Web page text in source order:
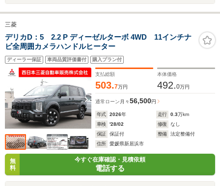
三菱
デリカD：5 2.2 P ディーゼルターボ 4WD 11インチナ
ビ全周囲カメラハンドルヒーター
ディーラー保証 車両品質評価書付 購入プラン付
支払総額
503.7万円
本体価格
492.0万円
通常ローン 月々56,500円
年式 2026年 走行 0.3万km
車検
'28/02 修復
なし
保証
保証付 整備
法定整備付
住所
愛媛県新居浜市
無
料
今すぐ在庫確認・見積依頼
電話する